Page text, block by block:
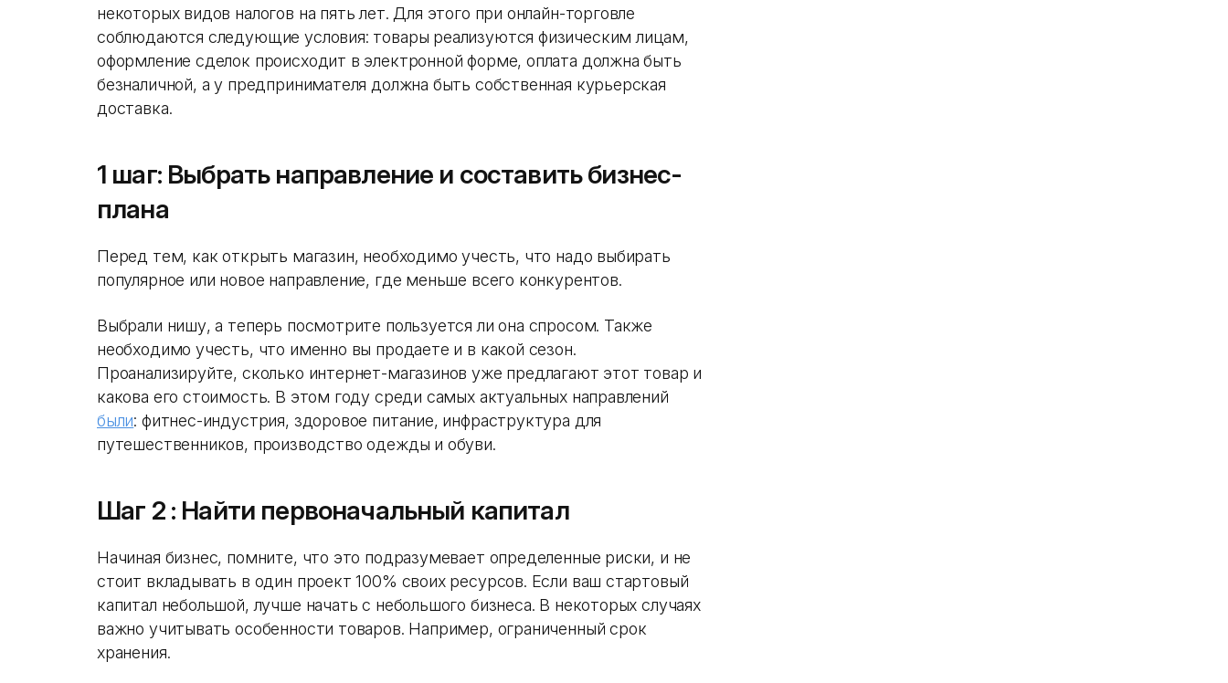
некоторых видов налогов на пять лет. Для этого при онлайн-торговле
соблюдаются следующие условия: товары реализуются физическим лицам,
оформление сделок происходит в электронной форме, оплата должна быть
безналичной, а у предпринимателя должна быть собственная курьерская
доставка.
1 шаг: Выбрать направление и составить бизнес-
плана
Перед тем, как открыть магазин, необходимо учесть, что надо выбирать
популярное или новое направление, где меньше всего конкурентов.
Выбрали нишу, а теперь посмотрите пользуется ли она спросом. Также
необходимо учесть, что именно вы продаете и в какой сезон.
Проанализируйте, сколько интернет-магазинов уже предлагают этот товар и
какова его стоимость. В этом году среди самых актуальных направлений
были: фитнес-индустрия, здоровое питание, инфраструктура для
путешественников, производство одежды и обуви.
Шаг 2 : Найти первоначальный капитал
Начиная бизнес, помните, что это подразумевает определенные риски, и не
стоит вкладывать в один проект 100% своих ресурсов. Если ваш стартовый
капитал небольшой, лучше начать с небольшого бизнеса. В некоторых случаях
важно учитывать особенности товаров. Например, ограниченный срок
хранения.